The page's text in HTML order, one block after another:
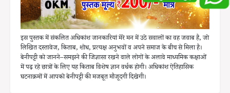
इस पुस्तक में संकलित अधिकांश जानकारियां मेरे मन में उठे सवालों का वह जवाब है, जो
लिखित दस्तावेज, किताब, शोध, प्रत्यक्ष अनुभवों व अपने समाज के बीच से मिला है।
बेनीपट्टी को जानने–समझने की जिज्ञासा रखने वाले लोगों के अलावे माध्यमिक कक्षाओं
में पढ़ रहे छात्रों के लिए यह किताब विशेष ज्ञान वर्धक होगी। अधिकांश ऐतिहासिक
घटनाक्रमों में आपको बेनीपट्टी की मजबूत मौजूदगी दिखेगी।